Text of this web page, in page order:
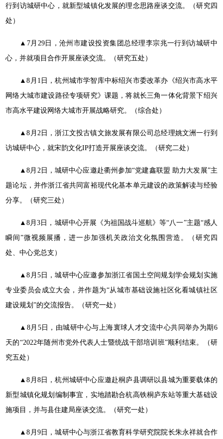
行到访城研中心，就新型城镇化发展的理念思路座谈交流。（研究四
处）
▲7月29日，沧州市建设投资集团总经理李宗兆一行到访城研中
心，并就项目合作开展座谈交流。（研究五处）
▲8月1日，杭州城市学智库中标绍兴市委改革办《绍兴市高水平
网络大城市建设路径专项研究》课题，将就长三角一体化背景下绍兴
市高水平建设网络大城市开展战略研究。（综合处）
▲8月2日，浙江文投古镇文旅发展有限公司总经理姚文洲一行到
访城研中心，就宋韵文化IP打造开展座谈交流。（研究二处）
▲8月2日，城研中心应邀赴衢州参加“党建鑫联盟 助力大发展”主
题论坛，并作浙江省共同富裕现代化基本单元建设的政策解读与经验
分享。（研究三处）
▲8月3日，城研中心开展《为祖国战斗巡航》等“八一”主题“感人
瞬间”微视频展播，进一步加强机关政治文化氛围营造。（研究四
处、中心党总支）
▲8月5日，城研中心应邀参加浙江省国土空间规划学会规划实施
专业委员会成立大会，并作题为“从城市基础设施社区化看城镇社区
建设规划”的交流报告。（研究一处）
▲8月5日，由城研中心与上海寰球人才交流中心共同举办为期6
天的“2022年随州市党外代表人士暨统战干部培训班”顺利结束。（研
究五处）
▲8月8日，杭州城研中心应邀赴桐庐县调研以县城为重要载体的
新型城镇化规划编制事宜，实地踏勘合杭高铁桐庐东站等重大基础设
施项目，并与县住建局座谈交流。（研究一处）
▲8月9日，城研中心与浙江省教育科学研究院院长朱永祥就合作